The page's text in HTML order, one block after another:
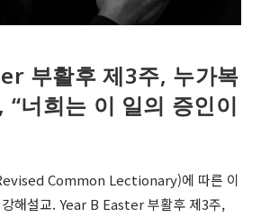
부활후 제3주, 누가복
너희는 이 일의 증인이
Common Lectionary)에 따른 이
해설교. Year B Easter 부활후 제3주,